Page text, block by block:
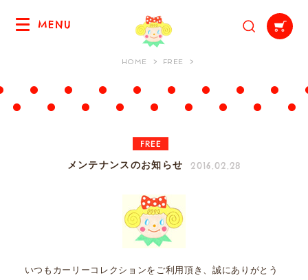
MENU
HOME FREE
FREE
メンテナンスのお知らせ 2016.02.28
いつもカーリーコレクションをご利用頂き、誠にありがとう